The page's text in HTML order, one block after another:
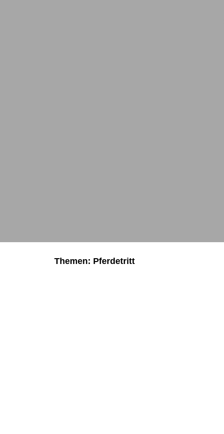
Themen: Pferdetritt